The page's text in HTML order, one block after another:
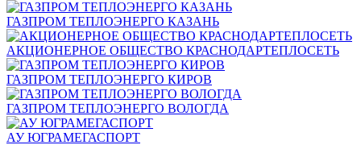
ГАЗПРОМ ТЕПЛОЭНЕРГО КАЗАНЬ
АКЦИОНЕРНОЕ ОБЩЕСТВО КРАСНОДАРТЕПЛОСЕТЬ
ГАЗПРОМ ТЕПЛОЭНЕРГО КИРОВ
ГАЗПРОМ ТЕПЛОЭНЕРГО ВОЛОГДА
АУ ЮГРАМЕГАСПОРТ